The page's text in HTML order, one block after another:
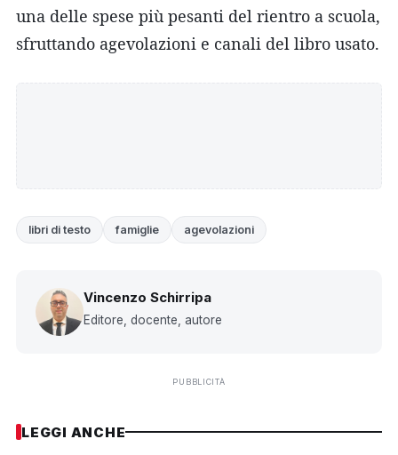
una delle spese più pesanti del rientro a scuola,
sfruttando agevolazioni e canali del libro usato.
libri di testo famiglie agevolazioni
Vincenzo Schirripa
Editore, docente, autore
PUBBLICITÀ
LEGGI ANCHE